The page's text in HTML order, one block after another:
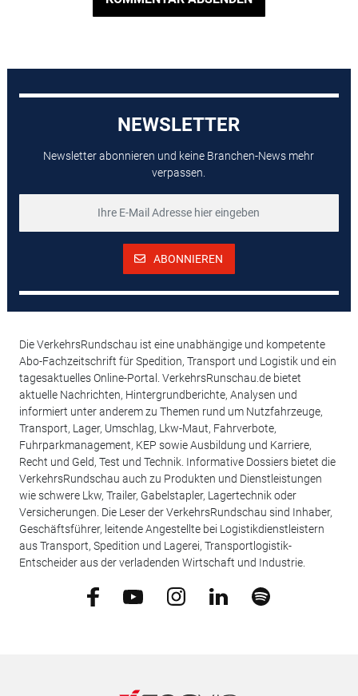
NEWSLETTER
Newsletter abonnieren und keine Branchen-News mehr
verpassen.
ABONNIEREN
Die VerkehrsRundschau ist eine unabhängige und kompetente
Abo-Fachzeitschrift für Spedition, Transport und Logistik und ein
tagesaktuelles Online-Portal. VerkehrsRunschau.de bietet
aktuelle Nachrichten, Hintergrundberichte, Analysen und
informiert unter anderem zu Themen rund um Nutzfahrzeuge,
Transport, Lager, Umschlag, Lkw-Maut, Fahrverbote,
Fuhrparkmanagement, KEP sowie Ausbildung und Karriere,
Recht und Geld, Test und Technik. Informative Dossiers bietet die
VerkehrsRundschau auch zu Produkten und Dienstleistungen
wie schwere Lkw, Trailer, Gabelstapler, Lagertechnik oder
Versicherungen. Die Leser der VerkehrsRundschau sind Inhaber,
Geschäftsführer, leitende Angestellte bei Logistikdienstleistern
aus Transport, Spedition und Lagerei, Transportlogistik-
Entscheider aus der verladenden Wirtschaft und Industrie.